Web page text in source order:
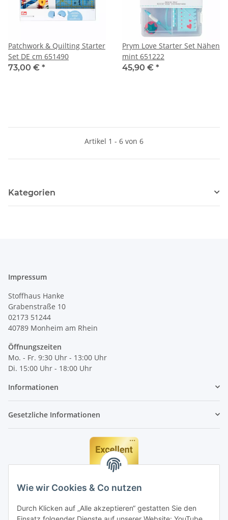
Wie wir Cookies & Co nutzen
Durch Klicken auf „Alle akzeptieren“ gestatten Sie den
Patchwork & Quilting Starter
Set DE cm 651490
73,00 € *
Prym Love Starter Set Nähen
mint 651222
45,90 € *
Artikel 1 - 6 von 6
Kategorien
Impressum
Stoffhaus Hanke
Grabenstraße 10
02173 51244
40789 Monheim am Rhein
Öffnungszeiten
Mo. - Fr. 9:30 Uhr - 13:00 Uhr
Di. 15:00 Uhr - 18:00 Uhr
Informationen
Gesetzliche Informationen